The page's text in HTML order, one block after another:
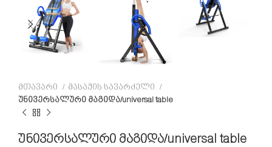
მთავარი
მასაჟის სავარძელი
უნივერსალური მაგიდა/universal table
უნივერსალური მაგიდა/universal table